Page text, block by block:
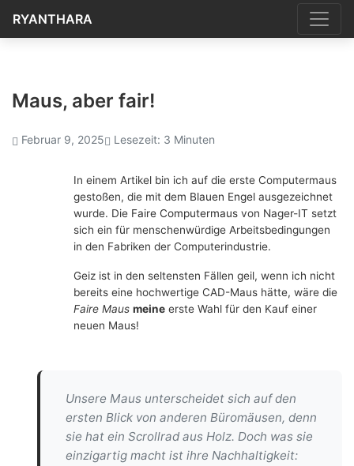
RYANTHARA
Maus, aber fair!
Februar 9, 2025 Lesezeit: 3 Minuten
In einem Artikel bin ich auf die erste Computermaus
gestoßen, die mit dem Blauen Engel ausgezeichnet
wurde. Die Faire Computermaus von Nager-IT setzt
sich ein für menschenwürdige Arbeitsbedingungen
in den Fabriken der Computerindustrie.
Geiz ist in den seltensten Fällen geil, wenn ich nicht
bereits eine hochwertige CAD-Maus hätte, wäre die
Faire Maus meine erste Wahl für den Kauf einer
neuen Maus!
Unsere Maus unterscheidet sich auf den
ersten Blick von anderen Büromäusen, denn
sie hat ein Scrollrad aus Holz. Doch was sie
einzigartig macht ist ihre Nachhaltigkeit: